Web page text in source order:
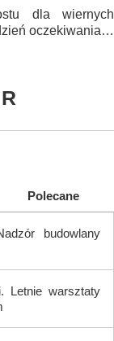
dla wiernych
oczekiwania…
Polecane
budowlany
Letnie warsztaty